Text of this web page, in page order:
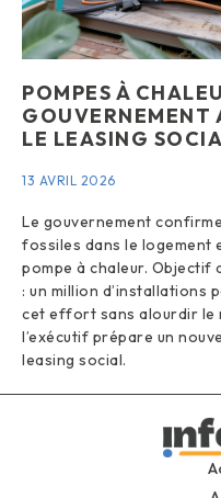
POMPES À
GOUVERNEMENT
LE LEASING
13 AVRIL 2026
Le gouvernement
fossiles dans le logement
pompe à chaleur.
: un million d’installations
cet effort sans alourdir le
l’exécutif prépare un
leasing social.